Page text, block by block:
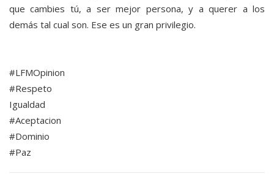
que cambies tú, a ser mejor persona, y a querer a los
demás tal cual son. Ese es un gran privilegio.
#LFMOpinion
#Respeto
Igualdad
#Aceptacion
#Dominio
#Paz